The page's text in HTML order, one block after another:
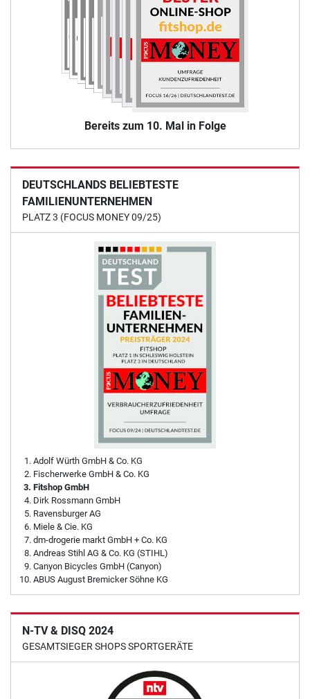
Bereits zum 10. Mal in Folge
DEUTSCHLANDS BELIEBTESTE
FAMILIENUNTERNEHMEN
PLATZ 3 (FOCUS MONEY 09/25)
Adolf Würth GmbH & Co. KG
Fischerwerke GmbH & Co. KG
Fitshop GmbH
Dirk Rossmann GmbH
Ravensburger AG
Miele & Cie. KG
dm-drogerie markt GmbH + Co. KG
Andreas Stihl AG & Co. KG (STIHL)
Canyon Bicycles GmbH (Canyon)
ABUS August Bremicker Söhne KG
N-TV & DISQ 2024
GESAMTSIEGER SHOPS SPORTGERÄTE